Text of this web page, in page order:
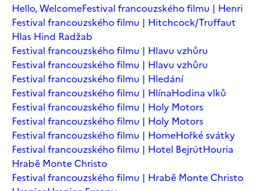
Hello, WelcomeFestival francouzského filmu | Henri
Festival francouzského filmu | Hitchcock/Truffaut
Hlas Hind Radžab
Festival francouzského filmu | Hlavu vzhůru
Festival francouzského filmu | Hlavu vzhůru
Festival francouzského filmu | Hledání
Festival francouzského filmu | HlínaHodina vlků
Festival francouzského filmu | Holy Motors
Festival francouzského filmu | Holy Motors
Festival francouzského filmu | HomeHořké svátky
Festival francouzského filmu | Hotel BejrútHouria
Hrabě Monte Christo
Festival francouzského filmu | Hrabě Monte Christo